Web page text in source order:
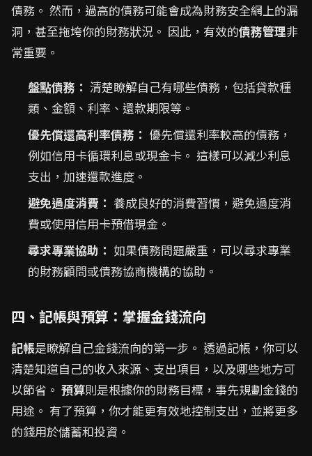
債務。 然而，過高的債務可能會成為財務安全網上的漏
洞，甚至拖垮你的財務狀況。 因此，有效的債務管理非
常重要。
盤點債務： 清楚瞭解自己有哪些債務，包括貸款種
類、金額、利率、還款期限等。
優先償還高利率債務： 優先償還利率較高的債務，
例如信用卡循環利息或現金卡。 這樣可以減少利息
支出，加速還款進度。
避免過度消費： 養成良好的消費習慣，避免過度消
費或使用信用卡預借現金。
尋求專業協助： 如果債務問題嚴重，可以尋求專業
的財務顧問或債務協商機構的協助。
四、記帳與預算：掌握金錢流向
記帳是瞭解自己金錢流向的第一步。 透過記帳，你可以
清楚知道自己的收入來源、支出項目，以及哪些地方可
以節省。 預算則是根據你的財務目標，事先規劃金錢的
用途。 有了預算，你才能更有效地控制支出，並將更多
的錢用於儲蓄和投資。